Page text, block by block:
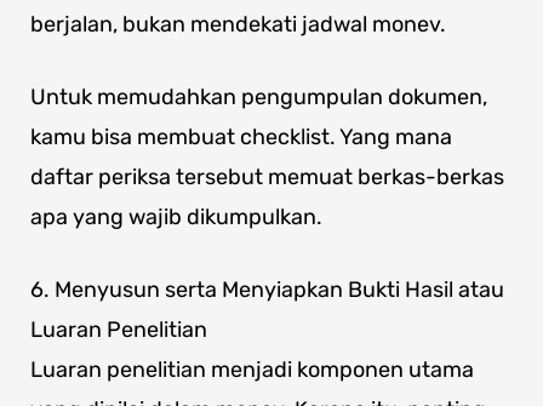
berjalan, bukan mendekati jadwal monev.
Untuk memudahkan pengumpulan dokumen,
kamu bisa membuat checklist. Yang mana
daftar periksa tersebut memuat berkas-berkas
apa yang wajib dikumpulkan.
6. Menyusun serta Menyiapkan Bukti Hasil atau
Luaran Penelitian
Luaran penelitian menjadi komponen utama